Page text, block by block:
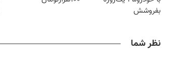
بفروشش
نظر شما